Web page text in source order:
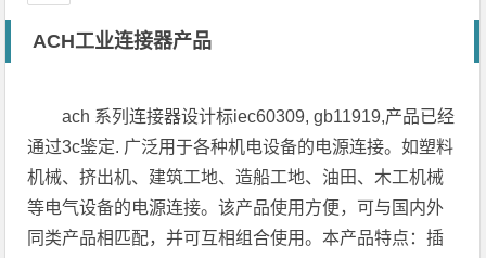
ACH工业连接器产品
ach 系列连接器设计标iec60309, gb11919,产品已经
通过3c鉴定. 广泛用于各种机电设备的电源连接。如塑料
机械、挤出机、建筑工地、造船工地、油田、木工机械
等电气设备的电源连接。该产品使用方便，可与国内外
同类产品相匹配，并可互相组合使用。本产品特点：插